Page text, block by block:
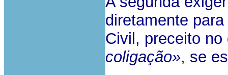
diretamente
Civil, preceito
coligação», se